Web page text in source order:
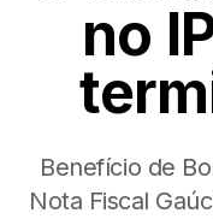
no
Benefício de
Nota Fiscal